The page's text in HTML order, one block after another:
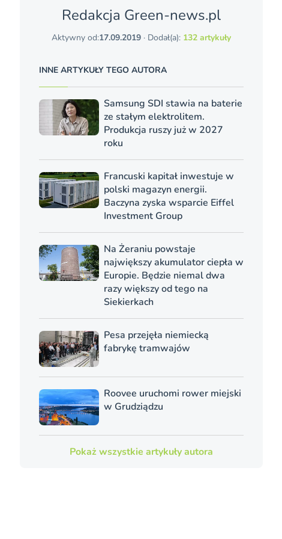
Redakcja Green-news.pl
Aktywny od:17.09.2019· Dodał(a): 132 artykuły
INNE ARTYKUŁY TEGO AUTORA
Samsung SDI stawia na baterie
ze stałym elektrolitem.
Produkcja ruszy już w 2027
roku
Francuski kapitał inwestuje w
polski magazyn energii.
Baczyna zyska wsparcie Eiffel
Investment Group
Na Żeraniu powstaje
największy akumulator ciepła w
Europie. Będzie niemal dwa
razy większy od tego na
Siekierkach
Pesa przejęła niemiecką
fabrykę tramwajów
Roovee uruchomi rower miejski
w Grudziądzu
Pokaż wszystkie artykuły autora